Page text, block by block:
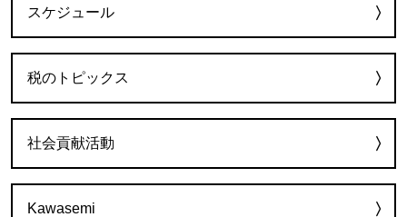
スケジュール
税のトピックス
社会貢献活動
Kawasemi